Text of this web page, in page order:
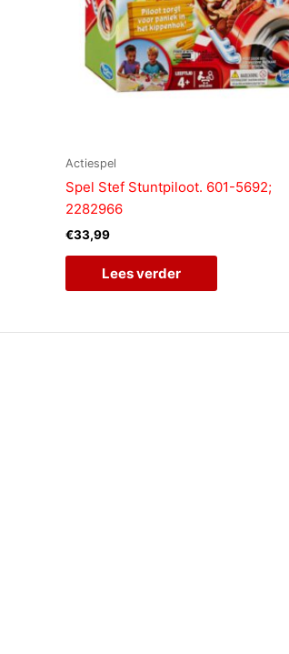
Actiespel
Spel Stef Stuntpiloot. 601-5692;
2282966
€33,99
Lees verder